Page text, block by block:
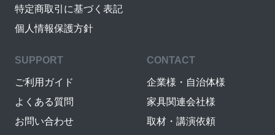
特定商取引に基づく表記
個人情報保護方針
SUPPORT
ご利用ガイド
よくある質問
お問い合わせ
CONTACT
企業様・自治体様
家具関連会社様
取材・講演依頼